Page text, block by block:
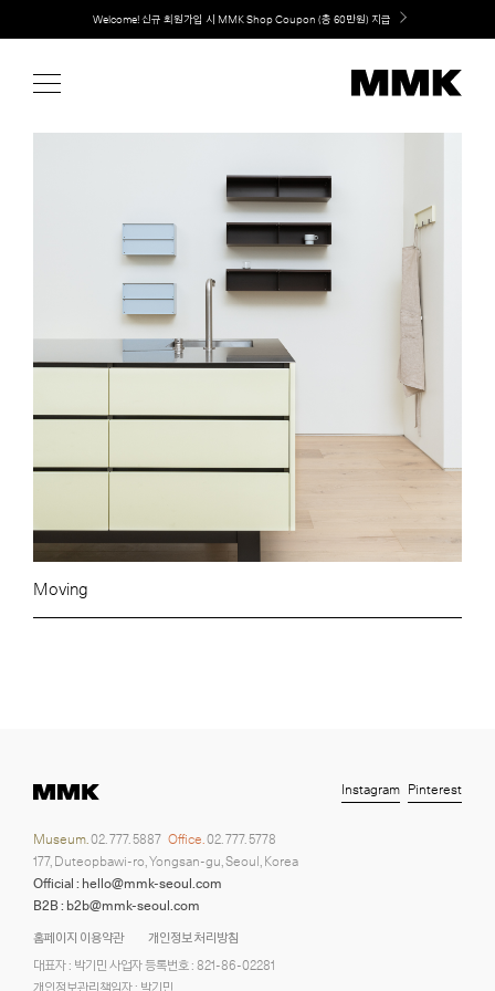
content
Welcome! 신규 회원가입 시 MMK Shop Coupon (총 60만원) 지급
Moving
홈페이지 이용약관
개인정보 처리방침
대표자 : 박기민 사업자 등록번호 : 821-86-02281
개인정보관리책임자 : 박기민
Museum.02. 777. 5887 Office.02. 777. 5778
177, Duteopbawi-ro, Yongsan-gu, Seoul, Korea
Official : hello@mmk-seoul.com
B2B : b2b@mmk-seoul.com
Instagram Pinterest